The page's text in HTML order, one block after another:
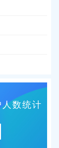
数统计